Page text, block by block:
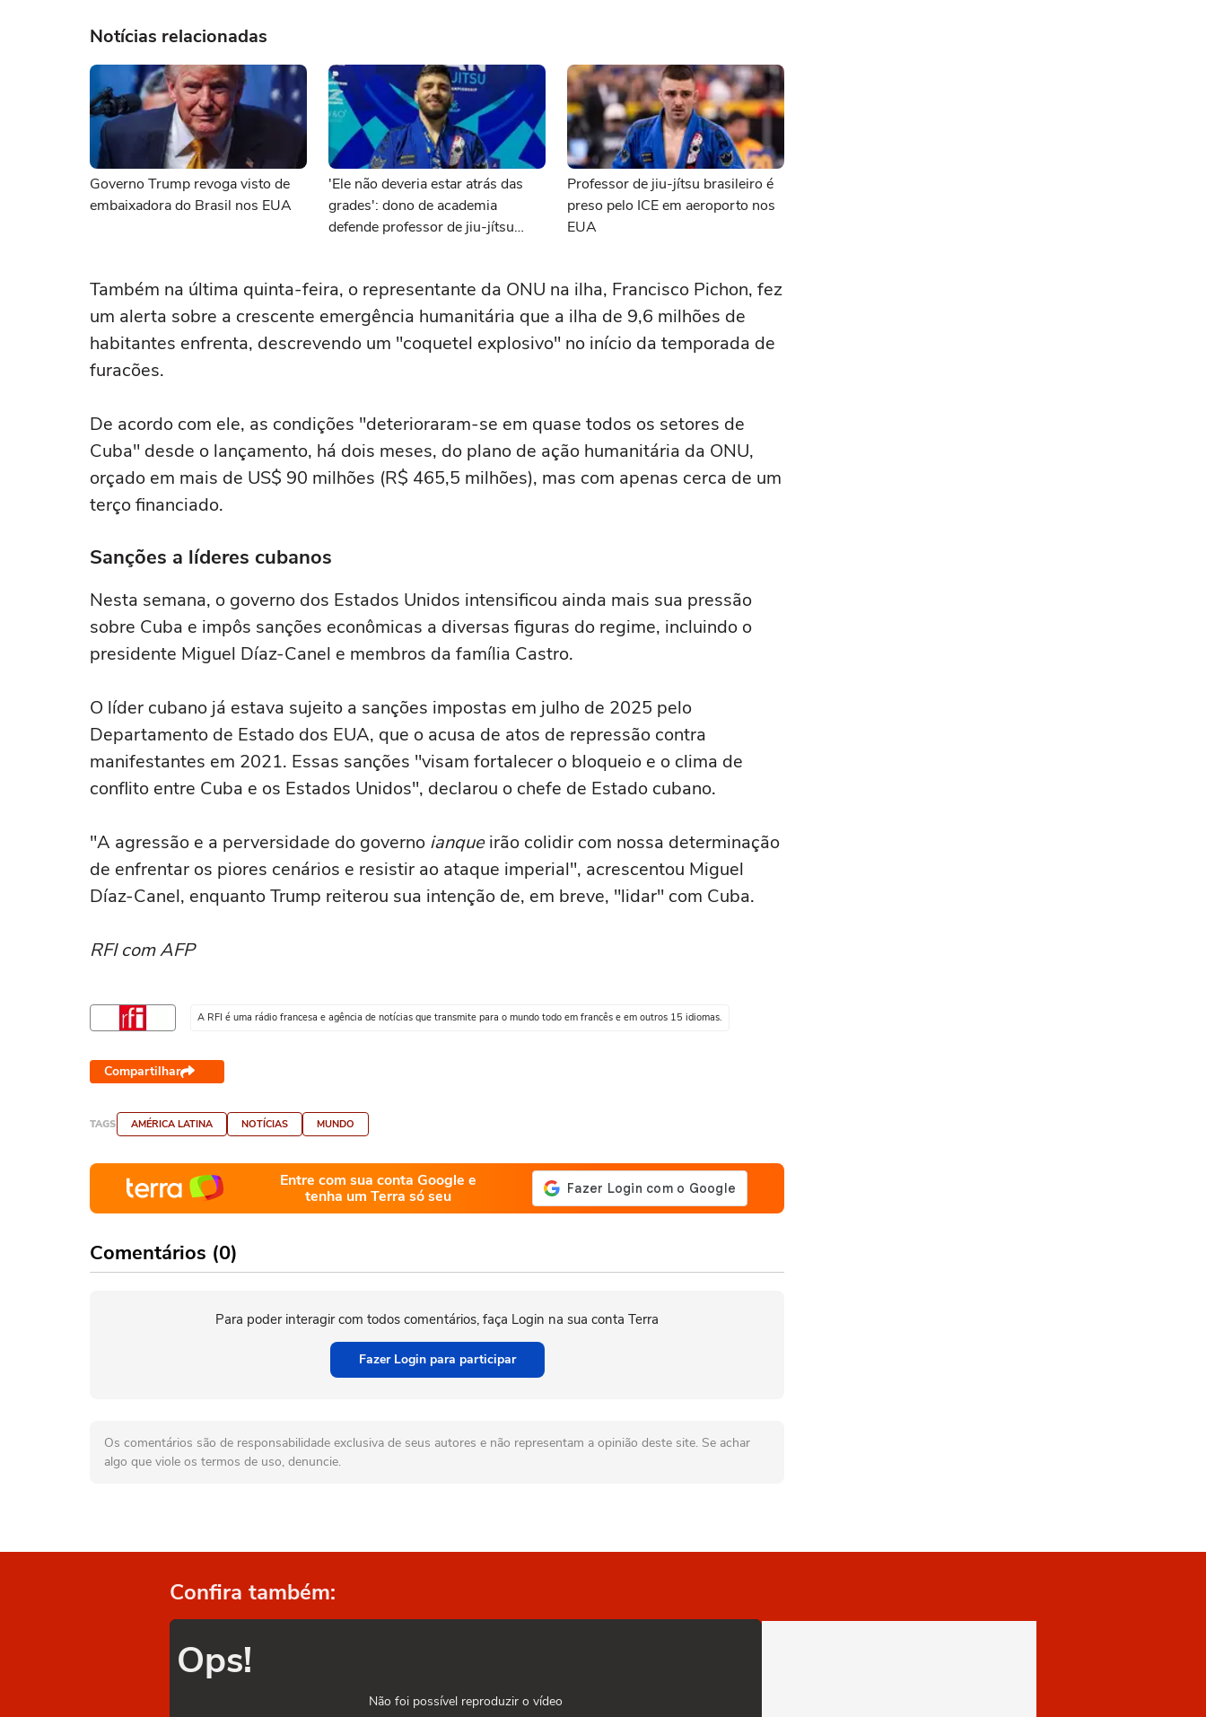
Notícias relacionadas
Governo Trump revoga visto de
embaixadora do Brasil nos EUA
'Ele não deveria estar atrás das
grades': dono de academia
defende professor de jiu-jítsu
Professor de jiu-jítsu brasileiro é
preso pelo ICE em aeroporto nos
EUA
Também na última quinta-feira, o representante da ONU na ilha, Francisco Pichon, fez
um alerta sobre a crescente emergência humanitária que a ilha de 9,6 milhões de
habitantes enfrenta, descrevendo um "coquetel explosivo" no início da temporada de
furacões.
De acordo com ele, as condições "deterioraram-se em quase todos os setores de
Cuba" desde o lançamento, há dois meses, do plano de ação humanitária da ONU,
orçado em mais de US$ 90 milhões (R$ 465,5 milhões), mas com apenas cerca de um
terço financiado.
Sanções a líderes cubanos
Nesta semana, o governo dos Estados Unidos intensificou ainda mais sua pressão
sobre Cuba e impôs sanções econômicas a diversas figuras do regime, incluindo o
presidente Miguel Díaz-Canel e membros da família Castro.
O líder cubano já estava sujeito a sanções impostas em julho de 2025 pelo
Departamento de Estado dos EUA, que o acusa de atos de repressão contra
manifestantes em 2021. Essas sanções "visam fortalecer o bloqueio e o clima de
conflito entre Cuba e os Estados Unidos", declarou o chefe de Estado cubano.
"A agressão e a perversidade do governo ianqueirão colidir com nossa determinação
de enfrentar os piores cenários e resistir ao ataque imperial", acrescentou Miguel
Díaz-Canel, enquanto Trump reiterou sua intenção de, em breve, "lidar" com Cuba.
RFI com AFP
A RFI é uma rádio francesa e agência de notícias que transmite para o mundo todo em francês e em outros 15 idiomas.
Compartilhar
TAGS AMÉRICA LATINA NOTÍCIAS MUNDO
Entre com sua conta Google e
tenha um Terra só seu
Comentários (0)
Para poder interagir com todos comentários, faça Login na sua conta Terra
Fazer Login para participar
Os comentários são de responsabilidade exclusiva de seus autores e não representam a opinião deste site. Se achar
algo que viole os termos de uso, denuncie.
Confira também:
Ops!
Não foi possível reproduzir o vídeo